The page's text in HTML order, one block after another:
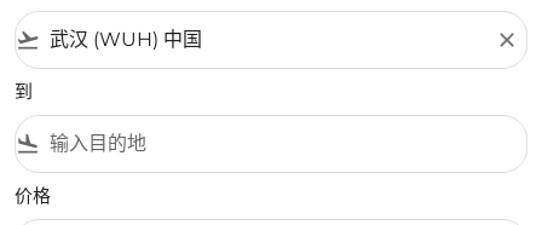
flight_takeoff close
到
flight_land
价格